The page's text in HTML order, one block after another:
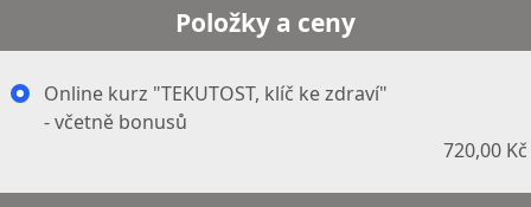
Položky a ceny
Online kurz "TEKUTOST, klíč ke zdraví"
- včetně bonusů
720,00 Kč